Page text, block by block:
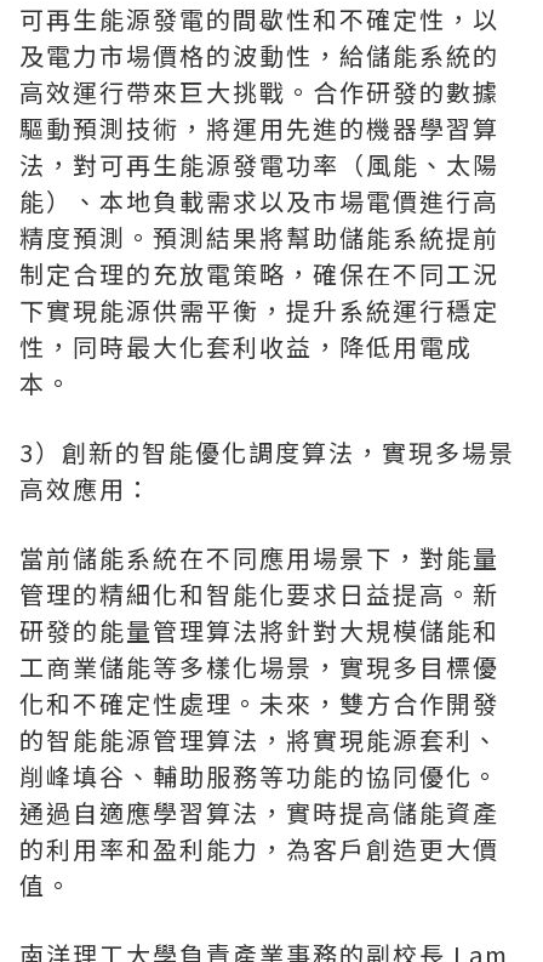
可再生能源發電的間歇性和不確定性，以
及電力市場價格的波動性，給儲能系統的
高效運行帶來巨大挑戰。合作研發的數據
驅動預測技術，將運用先進的機器學習算
法，對可再生能源發電功率（風能、太陽
能）、本地負載需求以及市場電價進行高
精度預測。預測結果將幫助儲能系統提前
制定合理的充放電策略，確保在不同工況
下實現能源供需平衡，提升系統運行穩定
性，同時最大化套利收益，降低用電成
本。
3）創新的智能優化調度算法，實現多場景
高效應用：
當前儲能系統在不同應用場景下，對能量
管理的精細化和智能化要求日益提高。新
研發的能量管理算法將針對大規模儲能和
工商業儲能等多樣化場景，實現多目標優
化和不確定性處理。未來，雙方合作開發
的智能能源管理算法，將實現能源套利、
削峰填谷、輔助服務等功能的協同優化。
通過自適應學習算法，實時提高儲能資產
的利用率和盈利能力，為客戶創造更大價
值。
南洋理工大學負責產業事務的副校長 Lam